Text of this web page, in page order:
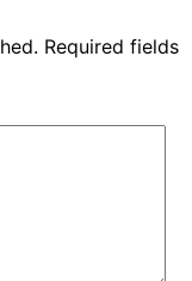
Required fields